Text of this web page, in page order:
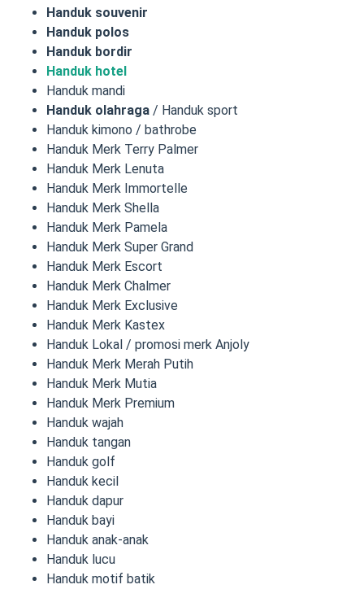
Handuk souvenir
Handuk polos
Handuk bordir
Handuk hotel
Handuk mandi
Handuk olahraga/ Handuk sport
Handuk kimono / bathrobe
Handuk Merk Terry Palmer
Handuk Merk Lenuta
Handuk Merk Immortelle
Handuk Merk Shella
Handuk Merk Pamela
Handuk Merk Super Grand
Handuk Merk Escort
Handuk Merk Chalmer
Handuk Merk Exclusive
Handuk Merk Kastex
Handuk Lokal / promosi merk Anjoly
Handuk Merk Merah Putih
Handuk Merk Mutia
Handuk Merk Premium
Handuk wajah
Handuk tangan
Handuk golf
Handuk kecil
Handuk dapur
Handuk bayi
Handuk anak-anak
Handuk lucu
Handuk motif batik